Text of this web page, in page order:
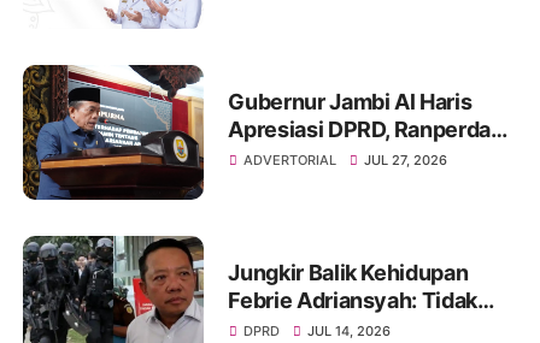
Gubernur Jambi Al Haris
Apresiasi DPRD, Ranperda
Pertanggungjawaban APBD
ADVERTORIAL JUL 27, 2026
Jungkir Balik Kehidupan
Febrie Adriansyah: Tidak
Lagi Dapat Pengamanan dari
DPRD JUL 14, 2026